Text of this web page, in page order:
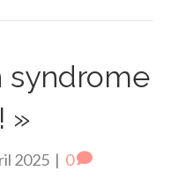
syndrome
»
2025 | 0